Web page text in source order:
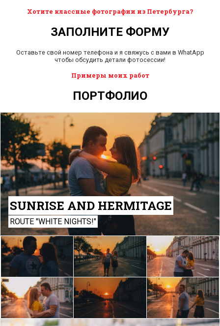
Хотите классные фотографии из Петербурга?
ЗАПОЛНИТЕ ФОРМУ
Оставьте свой номер телефона и я свяжусь с вами в WhatApp
чтобы обсудить детали фотосессии!
Примеры моих работ
ПОРТФОЛИО
SUNRISE AND HERMITAGE
ROUTE "WHITE NIGHTS!"